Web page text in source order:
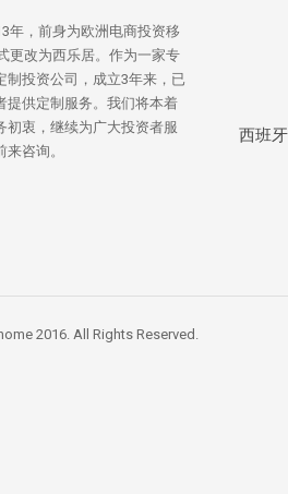
年，前身为欧洲电商投资移
更改为西乐居。作为一家专
制投资公司，成立3年来，已
提供定制服务。我们将本着
初衷，继续为广大投资者服
咨询。
西班
2016. All Rights Reserved.